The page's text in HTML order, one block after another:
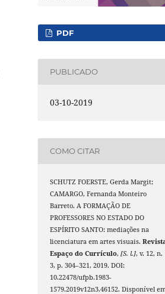
PDF
PUBLICADO
03-10-2019
COMO CITAR
SCHUTZ FOERSTE, Gerda Margit;
CAMARGO, Fernanda Monteiro
Barreto. A FORMAÇÃO DE
PROFESSORES NO ESTADO DO
ESPÍRITO SANTO: mediações na
licenciatura em artes visuais.
Espaço do Currículo,[S. l.], v. 12, n.
3, p. 304–321, 2019. DOI:
10.22478/ufpb.1983-
1579.2019v12n3.46152. Disponível